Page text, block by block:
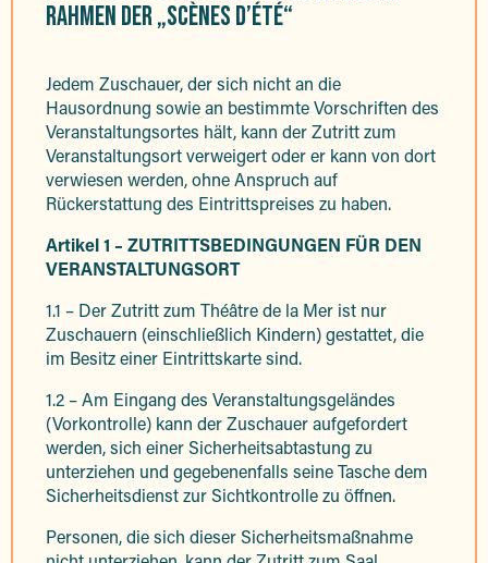
RAHMEN DER „SCÈNES D’ÉTÉ“
Jedem Zuschauer, der sich nicht an die
Hausordnung sowie an bestimmte Vorschriften des
Veranstaltungsortes hält, kann der Zutritt zum
Veranstaltungsort verweigert oder er kann von dort
verwiesen werden, ohne Anspruch auf
Rückerstattung des Eintrittspreises zu haben.
Artikel 1 – ZUTRITTSBEDINGUNGEN FÜR DEN
VERANSTALTUNGSORT
1.1 – Der Zutritt zum Théâtre de la Mer ist nur
Zuschauern (einschließlich Kindern) gestattet, die
im Besitz einer Eintrittskarte sind.
1.2 – Am Eingang des Veranstaltungsgeländes
(Vorkontrolle) kann der Zuschauer aufgefordert
werden, sich einer Sicherheitsabtastung zu
unterziehen und gegebenenfalls seine Tasche dem
Sicherheitsdienst zur Sichtkontrolle zu öffnen.
Personen, die sich dieser Sicherheitsmaßnahme